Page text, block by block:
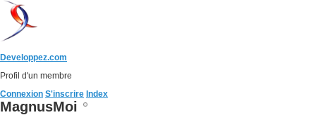
Developpez.com
Profil d'un membre
Connexion S'inscrire Index
MagnusMoi